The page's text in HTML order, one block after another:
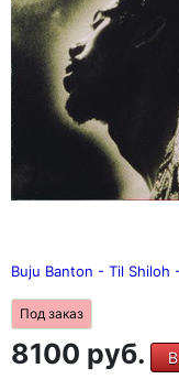
Buju Banton - Til Shiloh
Под заказ
8100 руб.